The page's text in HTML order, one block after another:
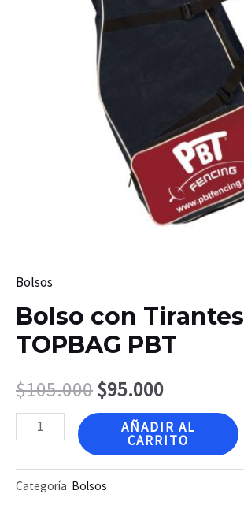
Bolsos
Bolso con Tirantes
TOPBAG PBT
$105.000$95.000
Bolso
Tirantes
TOPBAG
AÑADIR AL
CARRITO
Categoría: Bolsos